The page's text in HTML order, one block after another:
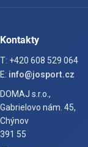
Kontakty
T: +420 608 529 064
E: info@josport.cz
DOMAJ s.r.o.,
Gabrielovo nám. 45,
Chýnov
391 55